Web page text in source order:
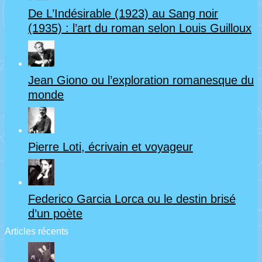
De L’Indésirable (1923) au Sang noir
(1935) : l’art du roman selon Louis Guilloux
Jean Giono ou l’exploration romanesque du
monde
Pierre Loti, écrivain et voyageur
Federico Garcia Lorca ou le destin brisé
d’un poète
Articles récents